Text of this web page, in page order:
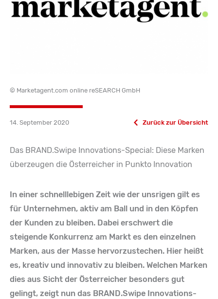
© Marketagent.com online reSEARCH GmbH
14. September 2020 Zurück zur Übersicht
Das BRAND.Swipe Innovations-Special: Diese Marken
überzeugen die Österreicher in Punkto Innovation
In einer schnelllebigen Zeit wie der unsrigen gilt es
für Unternehmen, aktiv am Ball und in den Köpfen
der Kunden zu bleiben. Dabei erschwert die
steigende Konkurrenz am Markt es den einzelnen
Marken, aus der Masse hervorzustechen. Hier heißt
es, kreativ und innovativ zu bleiben. Welchen Marken
dies aus Sicht der Österreicher besonders gut
gelingt, zeigt nun das BRAND.Swipe Innovations-